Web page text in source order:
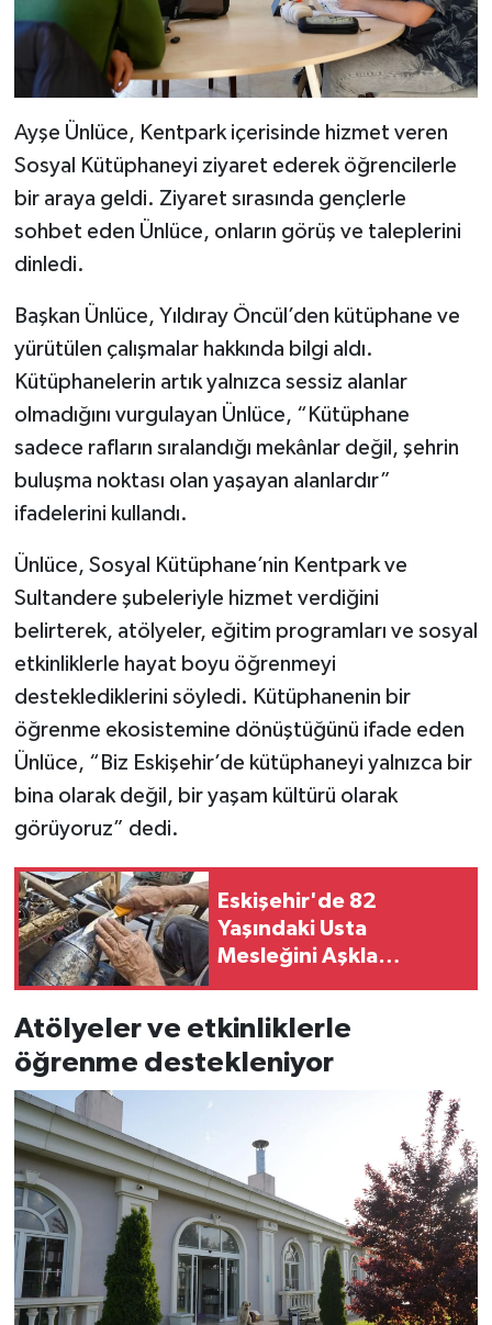
Ayşe Ünlüce, Kentpark içerisinde hizmet veren
Sosyal Kütüphaneyi ziyaret ederek öğrencilerle
bir araya geldi. Ziyaret sırasında gençlerle
sohbet eden Ünlüce, onların görüş ve taleplerini
dinledi.
Başkan Ünlüce, Yıldıray Öncül’den kütüphane ve
yürütülen çalışmalar hakkında bilgi aldı.
Kütüphanelerin artık yalnızca sessiz alanlar
olmadığını vurgulayan Ünlüce, “Kütüphane
sadece rafların sıralandığı mekânlar değil, şehrin
buluşma noktası olan yaşayan alanlardır”
ifadelerini kullandı.
Ünlüce, Sosyal Kütüphane’nin Kentpark ve
Sultandere şubeleriyle hizmet verdiğini
belirterek, atölyeler, eğitim programları ve sosyal
etkinliklerle hayat boyu öğrenmeyi
desteklediklerini söyledi. Kütüphanenin bir
öğrenme ekosistemine dönüştüğünü ifade eden
Ünlüce, “Biz Eskişehir’de kütüphaneyi yalnızca bir
bina olarak değil, bir yaşam kültürü olarak
görüyoruz” dedi.
Eskişehir'de 82
Yaşındaki Usta
Mesleğini Aşkla
Atölyeler ve etkinliklerle
öğrenme destekleniyor